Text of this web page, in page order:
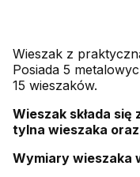
Wieszak z
Posiada 5
15 wieszaków.
Wieszak składa się
tylna wieszaka oraz
Wymiary wieszaka